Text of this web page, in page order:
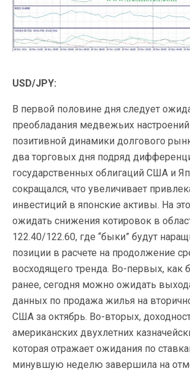
USD/JPY:
В первой половине дня следует
преобладания медвежьих
позитивной динамики долгового
два торговых дня подряд
государственных облигаций США и
сокращался, что увеличивает
инвестиций в японские активы. На
ожидать снижения котировок в
122.40/122.60, где “быки” будут
позиции в расчете на продолжение
восходящего тренда. Во-первых, как
ранее, сегодня можно ожидать
данных по продажа жилья на
США за октябрь. Во-вторых,
американских двухлетних
которая отражает ожидания по
минувшую неделю завершила на